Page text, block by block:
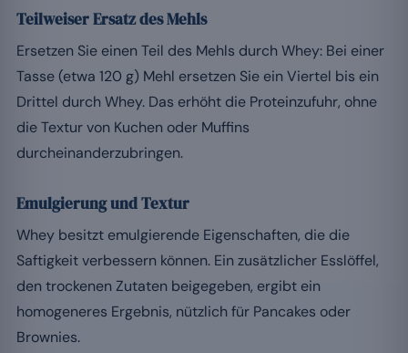
Teilweiser Ersatz des Mehls
Ersetzen Sie einen Teil des Mehls durch Whey: Bei einer
Tasse (etwa 120 g) Mehl ersetzen Sie ein Viertel bis ein
Drittel durch Whey. Das erhöht die Proteinzufuhr, ohne
die Textur von Kuchen oder Muffins
durcheinanderzubringen.
Emulgierung und Textur
Whey besitzt emulgierende Eigenschaften, die die
Saftigkeit verbessern können. Ein zusätzlicher Esslöffel,
den trockenen Zutaten beigegeben, ergibt ein
homogeneres Ergebnis, nützlich für Pancakes oder
Brownies.